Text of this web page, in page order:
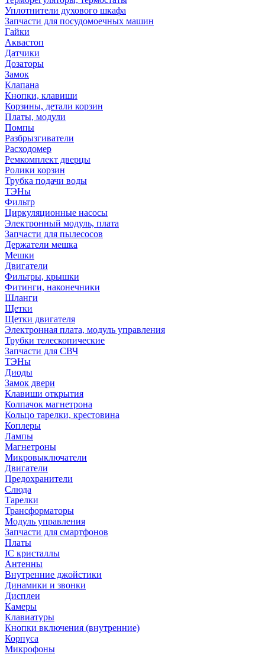
Уплотнители духового шкафа
Запчасти для посудомоечных машин
Гайки
Аквастоп
Датчики
Дозаторы
Замок
Клапана
Кнопки, клавиши
Корзины, детали корзин
Платы, модули
Помпы
Разбрызгиватели
Расходомер
Ремкомплект дверцы
Ролики корзин
Трубка подачи воды
ТЭНы
Фильтр
Циркуляционные насосы
Электронный модуль, плата
Запчасти для пылесосов
Держатели мешка
Мешки
Двигатели
Фильтры, крышки
Фитинги, наконечники
Шланги
Щетки
Щетки двигателя
Электронная плата, модуль управления
Трубки телескопические
Запчасти для СВЧ
ТЭНы
Диоды
Замок двери
Клавиши открытия
Колпачок магнетрона
Кольцо тарелки, крестовина
Коплеры
Лампы
Магнетроны
Микровыключатели
Двигатели
Предохранители
Слюда
Тарелки
Трансформаторы
Модуль управления
Запчасти для смартфонов
Платы
IC кристаллы
Антенны
Внутренние джойстики
Динамики и звонки
Дисплеи
Камеры
Клавиатуры
Кнопки включения (внутренние)
Корпуса
Микрофоны